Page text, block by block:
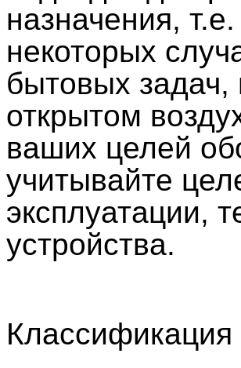
назначения,
некоторых
бытовых задач,
открытом
ваших целей
учитывайте
эксплуатации,
устройства.
Классификация